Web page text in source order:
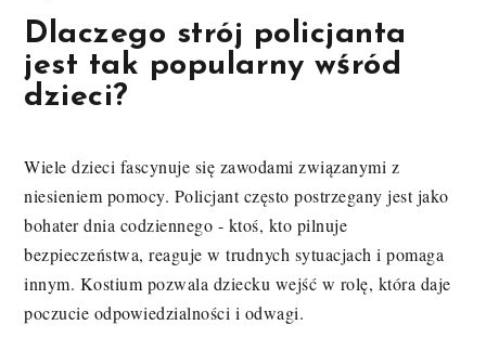
Dlaczego strój policjanta
jest tak popularny wśród
dzieci?
Wiele dzieci fascynuje się zawodami związanymi z
niesieniem pomocy. Policjant często postrzegany jest jako
bohater dnia codziennego - ktoś, kto pilnuje
bezpieczeństwa, reaguje w trudnych sytuacjach i pomaga
innym. Kostium pozwala dziecku wejść w rolę, która daje
poczucie odpowiedzialności i odwagi.